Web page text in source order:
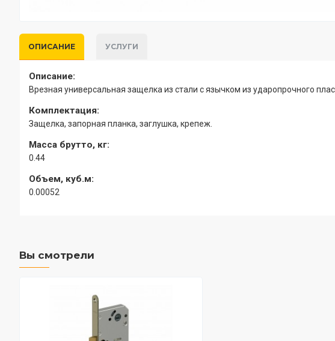
ОПИСАНИЕ УСЛУГИ
Описание:
Врезная универсальная защелка из стали с язычком из ударопрочного
Комплектация:
Защелка, запорная планка, заглушка, крепеж.
Масса брутто, кг:
0.44
Объем, куб.м:
0.00052
Вы смотрели